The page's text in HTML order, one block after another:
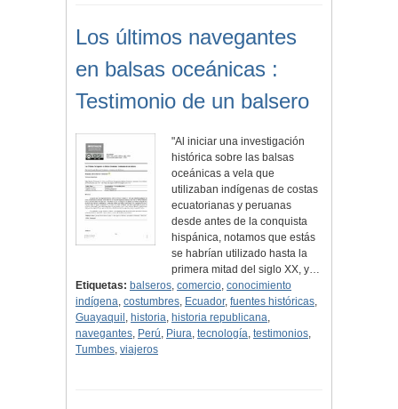
Los últimos navegantes
en balsas oceánicas :
Testimonio de un balsero
"Al iniciar una investigación
histórica sobre las balsas
oceánicas a vela que
utilizaban indígenas de costas
ecuatorianas y peruanas
desde antes de la conquista
hispánica, notamos que estás
se habrían utilizado hasta la
primera mitad del siglo XX, y…
Etiquetas: balseros, comercio, conocimiento
indígena, costumbres, Ecuador, fuentes históricas,
Guayaquil , historia, historia republicana,
navegantes, Perú, Piura, tecnología, testimonios,
Tumbes, viajeros